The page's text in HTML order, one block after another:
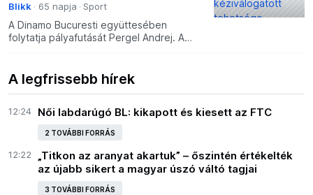
Blikk 65 napja Sport
A Dinamo Bucuresti együttesében
folytatja pályafutását Pergel Andrej. A
szerződéséről a román klub a közösségi
old
A legfrissebb hírek
12:24 Női labdarúgó BL: kikapott és kiesett az FTC
2 TOVÁBBI FORRÁS
12:22
„Titkon az aranyat akartuk” – őszintén értékelték
az újabb sikert a magyar úszó váltó tagjai
3 TOVÁBBI FORRÁS